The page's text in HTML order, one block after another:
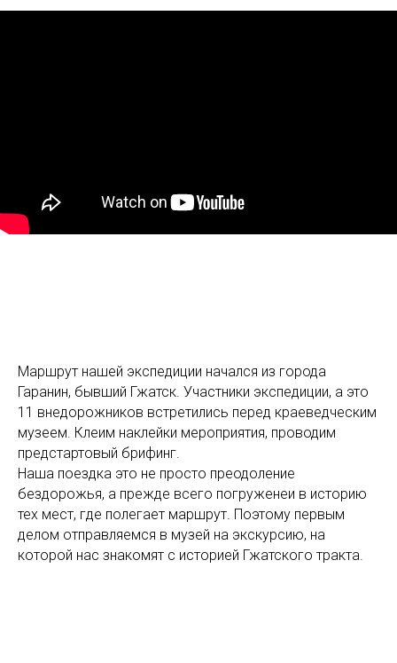
Маршрут нашей экспедиции начался из города
Гаранин, бывший Гжатск. Участники экспедиции, а это
11 внедорожников встретились перед краеведческим
музеем. Клеим наклейки мероприятия, проводим
предстартовый брифинг.
Наша поездка это не просто преодоление
бездорожья, а прежде всего погруженеи в историю
тех мест, где полегает маршрут. Поэтому первым
делом отправляемся в музей на экскурсию, на
которой нас знакомят с историей Гжатского тракта.